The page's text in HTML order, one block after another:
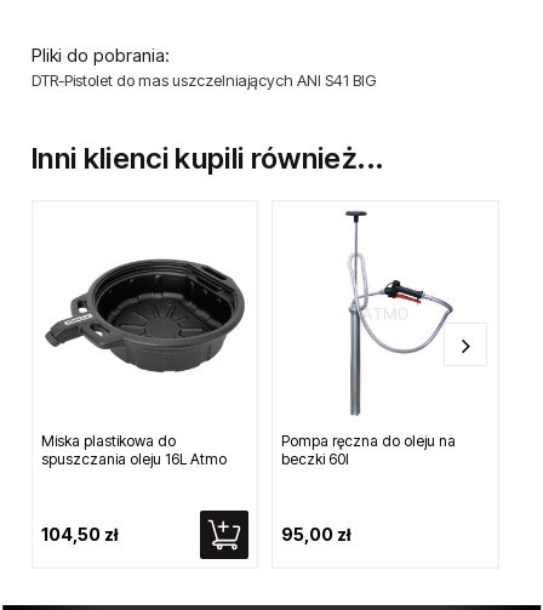
Pliki do pobrania:
DTR-Pistolet do mas uszczelniających ANI S41 BIG
Inni klienci kupili również...
Miska plastikowa do
spuszczania oleju 16L Atmo
104,50 zł
Pompa ręczna do oleju na
beczki 60l
95,00 zł